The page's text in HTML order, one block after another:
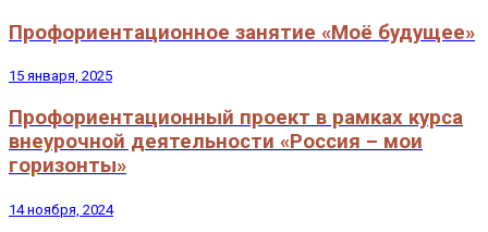
Профориентационное занятие «Моё будущее»
15 января, 2025
Профориентационный проект в рамках курса
внеурочной деятельности «Россия – мои
горизонты»
14 ноября, 2024